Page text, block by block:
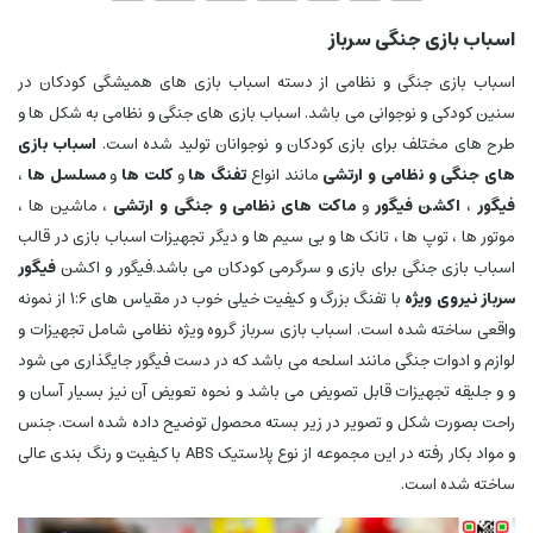
اسباب بازی جنگی سرباز
اسباب بازی جنگی و نظامی از دسته اسباب بازی های همیشگی کودکان در
سنین کودکی و نوجوانی می باشد. اسباب بازی های جنگی و نظامی به شکل ها و
طرح های مختلف برای بازی کودکان و نوجوانان تولید شده است. اسباب بازی
های جنگی و نظامی و ارتشی مانند انواعتفنگ هاوکلت ها ومسلسل ها ،
فیگور، اکشن فیگور و ماکت های نظامی و جنگی و ارتشی ، ماشین ها ،
موتور ها ، توپ ها ، تانک ها و بی سیم ها و دیگر تجهیزات اسباب بازی در قالب
اسباب بازی جنگی برای بازی و سرگرمی کودکان می باشد.فیگور و اکشنفیگور
سرباز نیروی ویژه
با تفنگ بزرگ و کیفیت خیلی خوب در مقیاس های 1:6 از نمونه
واقعی ساخته شده است. اسباب بازی سرباز گروه ویژه نظامی شامل تجهیزات و
لوازم و ادوات جنگی مانند اسلحه می باشد که در دست فیگور جایگذاری می شود
و و جلیقه تجهیزات قابل تصویض می باشد و نحوه تعویض آن نیز بسیار آسان و
راحت بصورت شکل و تصویر در زیر بسته محصول توضیح داده شده است. جنس
و مواد بکار رفته در این مجموعه از نوع پلاستیک ABS با کیفیت و رنگ بندی عالی
ساخته شده است.